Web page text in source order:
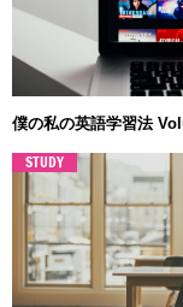
僕の私の英語学習法
STUDY